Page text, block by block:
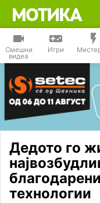
Смешни
видеа
Игри
Дедото го
технологии